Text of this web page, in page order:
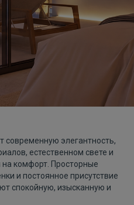
современную элегантность,
естественном свете и
комфорт. Просторные
и постоянное присутствие
спокойную, изысканную и